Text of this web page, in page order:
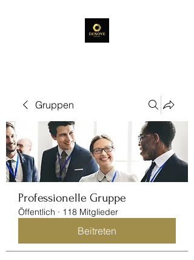
Gruppen
Professionelle Gruppe
Öffentlich · 118 Mitglieder
Beitreten